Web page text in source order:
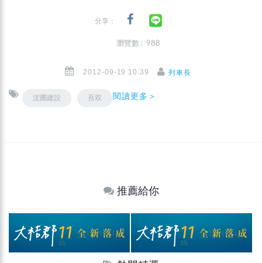
分享：
瀏覽數 : 988
2012-09-19 10:39 列車長
浤圃建設 吾双 閱讀更多＞
推薦給你